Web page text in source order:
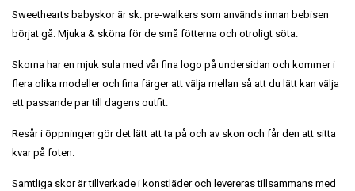
Sweethearts babyskor är sk. pre-walkers som används innan bebisen
börjat gå. Mjuka & sköna för de små fötterna och otroligt söta.
Skorna har en mjuk sula med vår fina logo på undersidan och kommer i
flera olika modeller och fina färger att välja mellan så att du lätt kan välja
ett passande par till dagens outfit.
Resår i öppningen gör det lätt att ta på och av skon och får den att sitta
kvar på foten.
Samtliga skor är tillverkade i konstläder och levereras tillsammans med